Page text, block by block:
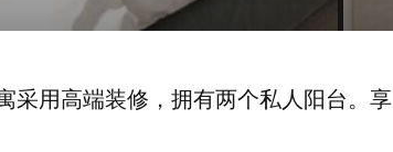
采用高端装修，拥有两个私人阳台。享